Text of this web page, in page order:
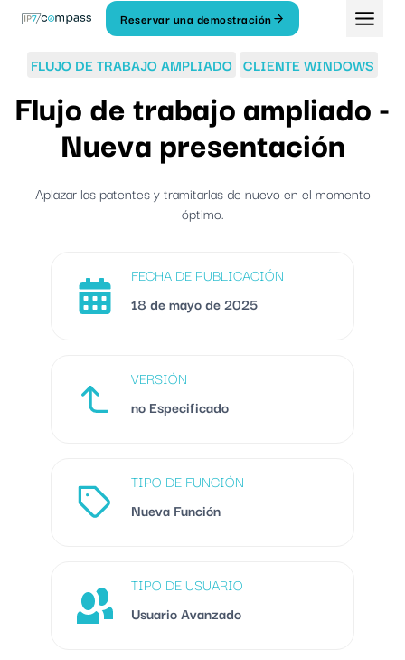
Reservar una demostración
FLUJO DE TRABAJO AMPLIADO CLIENTE WINDOWS
Flujo de trabajo ampliado -
Nueva presentación
Aplazar las patentes y tramitarlas de nuevo en el momento
óptimo.
FECHA DE PUBLICACIÓN
18 de mayo de 2025
VERSIÓN
no Especificado
TIPO DE FUNCIÓN
Nueva Función
TIPO DE USUARIO
Usuario Avanzado